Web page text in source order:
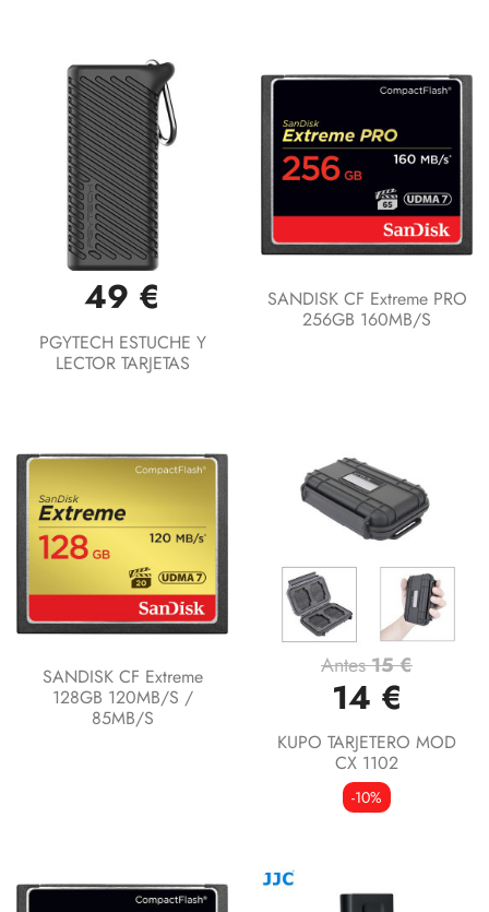
49 €
PGYTECH ESTUCHE Y
LECTOR TARJETAS
SANDISK CF Extreme PRO
256GB 160MB/s
SANDISK CF Extreme
128GB 120MB/s /
85MB/s
Antes15 €
14 €
KUPO TARJETERO MOD
CX 1102
-10%